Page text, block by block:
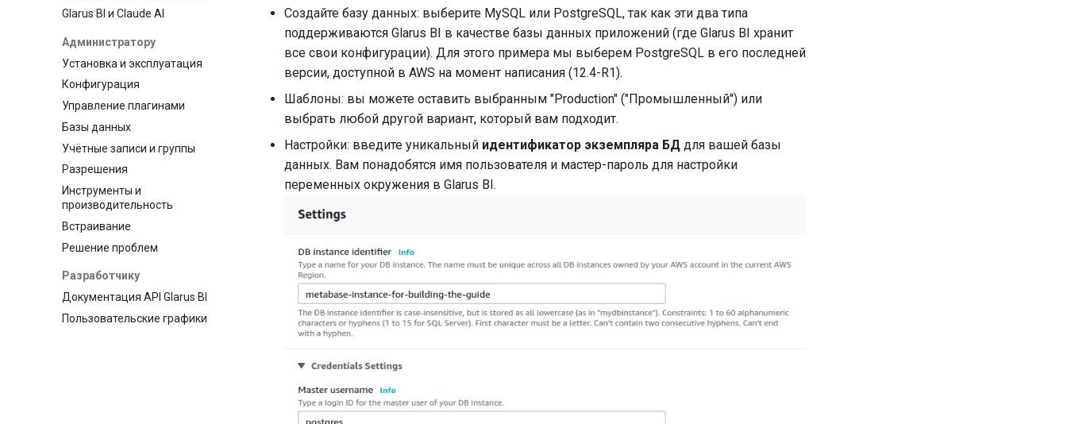
Glarus BI и Claude AI
Администратору
Установка и эксплуатация
Конфигурация
Управление плагинами
Базы данных
Учётные записи и группы
Разрешения
Инструменты и
производительность
Встраивание
Решение проблем
Разработчику
Документация API Glarus BI
Пользовательские графики
Создайте базу данных: выберите MySQL или PostgreSQL, так как эти два типа
поддерживаются Glarus BI в качестве базы данных приложений (где Glarus BI хранит
все свои конфигурации). Для этого примера мы выберем PostgreSQL в его последней
версии, доступной в AWS на момент написания (12.4-R1).
Шаблоны: вы можете оставить выбранным "Production" ("Промышленный") или
выбрать любой другой вариант, который вам подходит.
Настройки: введите уникальный идентификатор экземпляра БД для вашей базы
данных. Вам понадобятся имя пользователя и мастер-пароль для настройки
переменных окружения в Glarus BI.